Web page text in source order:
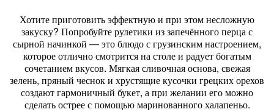
Хотитеприготовитьэффектнуюи при этомнесложную
закуску? Попробуйтерулетики иззапечённогоперцас
сырной начинкой — этоблюдосгрузинскимнастроением,
котороеотличносмотритсянастолеи радуетбогатым
сочетаниемвкусов. Мягкаясливочнаяоснова, свежая
зелень, пряный чесноки хрустящиекусочки грецкихорехов
создаютгармоничный букет, апри желании егоможно
сделатьострееспомощьюмаринованногохалапеньо.